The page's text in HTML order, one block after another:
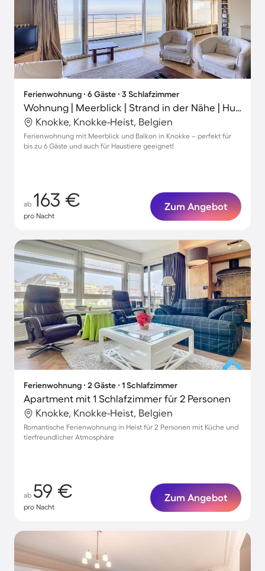
Ferienwohnung ∙ 6 Gäste ∙ 3 Schlafzimmer
Wohnung | Meerblick | Strand in der Nähe | Hunde erlaubt
Knokke, Knokke-Heist, Belgien
Ferienwohnung mit Meerblick und Balkon in Knokke – perfekt für
bis zu 6 Gäste und auch für Haustiere geeignet!
ab 163 €
pro Nacht
Zum Angebot
Ferienwohnung ∙ 2 Gäste ∙ 1 Schlafzimmer
Apartment mit 1 Schlafzimmer für 2 Personen
Knokke, Knokke-Heist, Belgien
Romantische Ferienwohnung in Heist für 2 Personen mit Küche und
tierfreundlicher Atmosphäre
ab 59 €
pro Nacht
Zum Angebot